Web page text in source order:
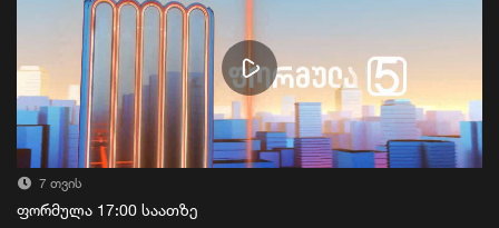
7 თვის
ფორმულა 17:00 საათზე